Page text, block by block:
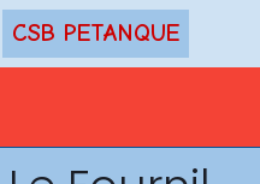
CSB PETANQUE